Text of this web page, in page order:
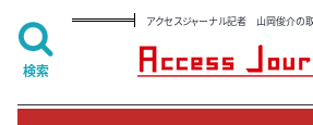
アクセスジャーナル記者 山岡俊介の
検索